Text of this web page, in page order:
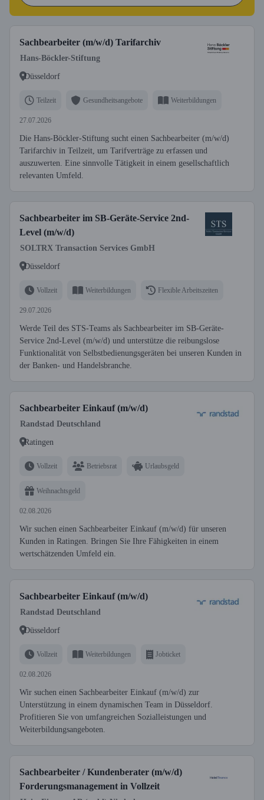
Sachbearbeiter (m/w/d) Tarifarchiv
Hans-Böckler-Stiftung
Düsseldorf
Teilzeit Gesundheitsangebote Weiterbildungen
27.07.2026
Die Hans-Böckler-Stiftung sucht einen Sachbearbeiter (m/w/d)
Tarifarchiv in Teilzeit, um Tarifverträge zu erfassen und
auszuwerten. Eine sinnvolle Tätigkeit in einem gesellschaftlich
relevanten Umfeld.
Sachbearbeiter im SB-Geräte-Service 2nd-
Level (m/w/d)
SOLTRX Transaction Services GmbH
Düsseldorf
Vollzeit Weiterbildungen Flexible Arbeitszeiten
29.07.2026
Werde Teil des STS-Teams als Sachbearbeiter im SB-Geräte-
Service 2nd-Level (m/w/d) und unterstütze die reibungslose
Funktionalität von Selbstbedienungsgeräten bei unseren Kunden in
der Banken- und Handelsbranche.
Sachbearbeiter Einkauf (m/w/d)
Randstad Deutschland
Ratingen
Vollzeit Betriebsrat Urlaubsgeld
Weihnachtsgeld
02.08.2026
Wir suchen einen Sachbearbeiter Einkauf (m/w/d) für unseren
Kunden in Ratingen. Bringen Sie Ihre Fähigkeiten in einem
wertschätzenden Umfeld ein.
Sachbearbeiter Einkauf (m/w/d)
Randstad Deutschland
Düsseldorf
Vollzeit Weiterbildungen Jobticket
02.08.2026
Wir suchen einen Sachbearbeiter Einkauf (m/w/d) zur
Unterstützung in einem dynamischen Team in Düsseldorf.
Profitieren Sie von umfangreichen Sozialleistungen und
Weiterbildungsangeboten.
Sachbearbeiter / Kundenberater (m/w/d)
Forderungsmanagement in Vollzeit